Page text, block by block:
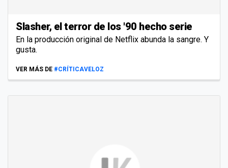
Slasher, el terror de los '90 hecho serie
En la producción original de Netflix abunda la sangre. Y
gusta.
VER MÁS DE #CRÍTICAVELOZ